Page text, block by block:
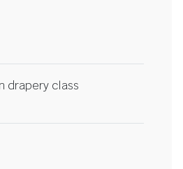
drapery class